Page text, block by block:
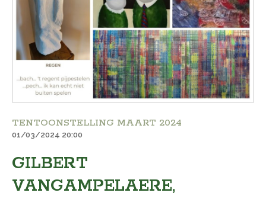
TENTOONSTELLING MAART 2024
01/03/2024 20:00
GILBERT
VANGAMPELAERE,